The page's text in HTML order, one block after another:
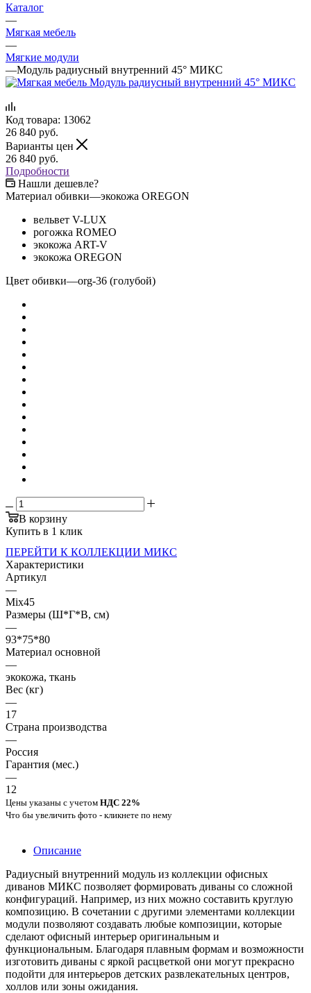
Каталог
—
Мягкая мебель
—
Мягкие модули
—Модуль радиусный внутренний 45° МИКС
Код товара: 13062
26 840 руб.
Варианты цен
26 840 руб.
Подробности
Нашли дешевле?
Материал обивки—экокожа OREGON
вельвет V-LUX
рогожка ROMEO
экокожа ART-V
экокожа OREGON
Цвет обивки—org-36 (голубой)
В корзину
Купить в 1 клик
ПЕРЕЙТИ К КОЛЛЕКЦИИ МИКС
Характеристики
Артикул
—
Mix45
Размеры (Ш*Г*В, см)
—
93*75*80
Материал основной
—
экокожа, ткань
Вес (кг)
—
17
Страна производства
—
Россия
Гарантия (мес.)
—
12
Цены указаны с учетом НДС 22%
Что бы увеличить фото - кликнете по нему
Описание
Радиусный внутренний модуль из коллекции офисных
диванов МИКС позволяет формировать диваны со сложной
конфигураций. Например, из них можно составить круглую
композицию. В сочетании с другими элементами коллекции
модули позволяют создавать любые композиции, которые
сделают офисный интерьер оригинальным и
функциональным. Благодаря плавным формам и возможности
изготовить диваны с яркой расцветкой они могут прекрасно
подойти для интерьеров детских развлекательных центров,
холлов или зоны ожидания.